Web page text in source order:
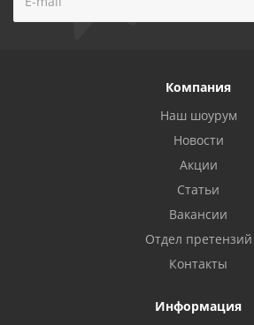
Компания
Наш шоурум
Новости
Акции
Статьи
Вакансии
Отдел претензий
Контакты
Информация